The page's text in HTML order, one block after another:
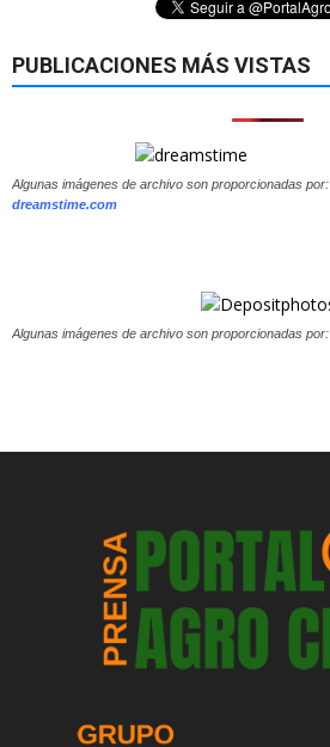
PUBLICACIONES MÁS VISTAS
Algunas imágenes de archivo son proporcionadas por:
dreamstime.com
Algunas imágenes de archivo son proporcionadas por: